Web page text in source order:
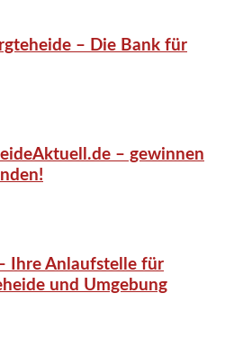
– Die Bank für
– gewinnen
Ihre Anlaufstelle für
und Umgebung